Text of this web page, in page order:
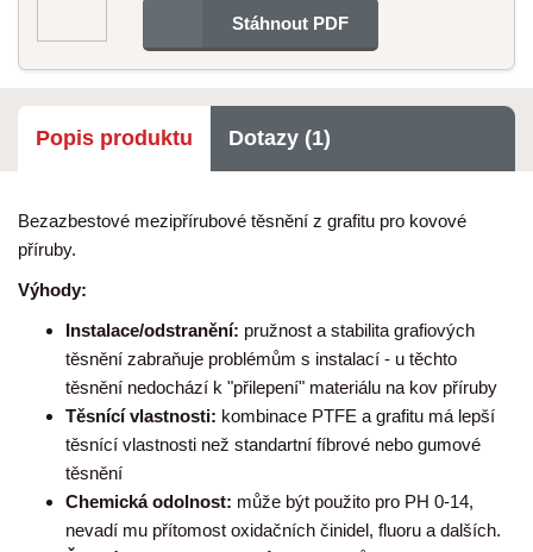
Stáhnout PDF
Popis produktu Dotazy (1)
Bezazbestové mezipřírubové těsnění z grafitu pro kovové
příruby.
Výhody:
Instalace/odstranění: pružnost a stabilita grafiových
těsnění zabraňuje problémům s instalací - u těchto
těsnění nedochází k "přilepení" materiálu na kov příruby
Těsnící vlastnosti: kombinace PTFE a grafitu má lepší
těsnící vlastnosti než standartní fíbrové nebo gumové
těsnění
Chemická odolnost: může být použito pro PH 0-14,
nevadí mu přítomost oxidačních činidel, fluoru a dalších.